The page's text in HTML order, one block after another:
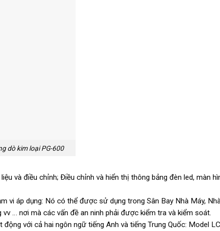
dò kim loại PG-600
và điều chỉnh; Điều chỉnh và hiển thị thông bảng đèn led, màn
vi áp dụng: Nó có thể được sử dụng trong Sân Bay Nhà Máy,
vv … nơi mà các vấn đề an ninh phải được kiểm tra và kiểm soát.
động với cả hai ngôn ngữ tiếng Anh và tiếng Trung Quốc: Model